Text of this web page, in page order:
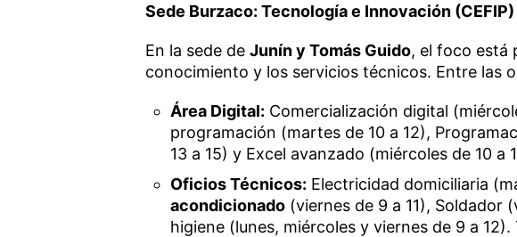
Sede Burzaco: Tecnología e Innovación (CEFIP)
En la sede de Junín y Tomás Guido, el foco está
conocimiento y los servicios técnicos. Entre las
Área Digital: Comercialización digital
programación (martes de 10 a 12),
13 a 15) y Excel avanzado (miércoles de 10 a
Oficios Técnicos: Electricidad domiciliaria
acondicionado (viernes de 9 a 11), Soldador
higiene (lunes, miércoles y viernes de 9 a